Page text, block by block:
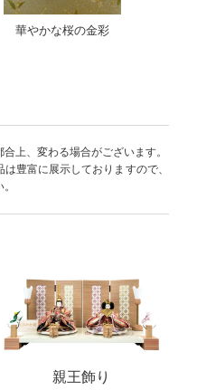
華やかな桜の金彩
上、変わる場合がございます。
豊富に展示しておりますので、
親王飾り